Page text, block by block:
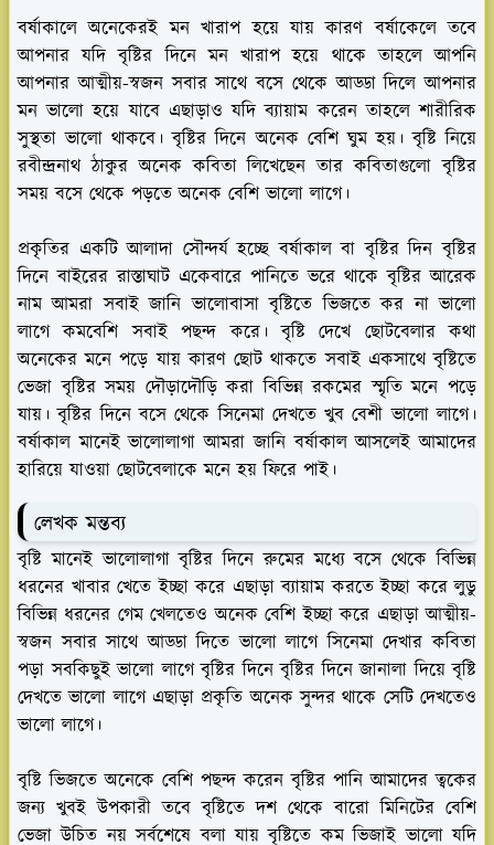
বর্ষাকালে অনেকেরই মন খারাপ হয়ে যায় কারণ বর্ষাকেলে তবে
আপনার যদি বৃষ্টির দিনে মন খারাপ হয়ে থাকে তাহলে আপনি
আপনার আত্মীয়-স্বজন সবার সাথে বসে থেকে আড্ডা দিলে আপনার
মন ভালো হয়ে যাবে এছাড়াও যদি ব্যায়াম করেন তাহলে শারীরিক
সুস্থতা ভালো থাকবে। বৃষ্টির দিনে অনেক বেশি ঘুম হয়। বৃষ্টি নিয়ে
রবীন্দ্রনাথ ঠাকুর অনেক কবিতা লিখেছেন তার কবিতাগুলো বৃষ্টির
সময় বসে থেকে পড়তে অনেক বেশি ভালো লাগে।
প্রকৃতির একটি আলাদা সৌন্দর্য হচ্ছে বর্ষাকাল বা বৃষ্টির দিন বৃষ্টির
দিনে বাইরের রাস্তাঘাট একেবারে পানিতে ভরে থাকে বৃষ্টির আরেক
নাম আমরা সবাই জানি ভালোবাসা বৃষ্টিতে ভিজতে কর না ভালো
লাগে কমবেশি সবাই পছন্দ করে। বৃষ্টি দেখে ছোটবেলার কথা
অনেকের মনে পড়ে যায় কারণ ছোট থাকতে সবাই একসাথে বৃষ্টিতে
ভেজা বৃষ্টির সময় দৌড়াদৌড়ি করা বিভিন্ন রকমের স্মৃতি মনে পড়ে
যায়। বৃষ্টির দিনে বসে থেকে সিনেমা দেখতে খুব বেশী ভালো লাগে।
বর্ষাকাল মানেই ভালোলাগা আমরা জানি বর্ষাকাল আসলেই আমাদের
হারিয়ে যাওয়া ছোটবেলাকে মনে হয় ফিরে পাই।
লেখক মন্তব্য
বৃষ্টি মানেই ভালোলাগা বৃষ্টির দিনে রুমের মধ্যে বসে থেকে বিভিন্ন
ধরনের খাবার খেতে ইচ্ছা করে এছাড়া ব্যায়াম করতে ইচ্ছা করে লুডু
বিভিন্ন ধরনের গেম খেলতেও অনেক বেশি ইচ্ছা করে এছাড়া আত্মীয়-
স্বজন সবার সাথে আড্ডা দিতে ভালো লাগে সিনেমা দেখার কবিতা
পড়া সবকিছুই ভালো লাগে বৃষ্টির দিনে বৃষ্টির দিনে জানালা দিয়ে বৃষ্টি
দেখতে ভালো লাগে এছাড়া প্রকৃতি অনেক সুন্দর থাকে সেটি দেখতেও
ভালো লাগে।
বৃষ্টি ভিজতে অনেকে বেশি পছন্দ করেন বৃষ্টির পানি আমাদের ত্বকের
জন্য খুবই উপকারী তবে বৃষ্টিতে দশ থেকে বারো মিনিটের বেশি
ভেজা উচিত নয় সর্বশেষে বলা যায় বৃষ্টিতে কম ভিজাই ভালো যদি